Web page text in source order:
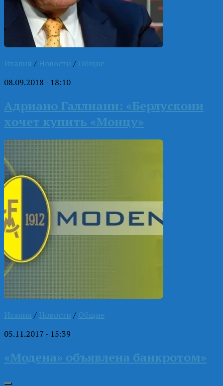
Италия / Новости / Общие
08.09.2018 - 18:10
Адриано Галлиани: «Берлускони
хочет купить «Монцу»
Италия / Новости / Общие
05.11.2017 - 15:39
«Модена» объявлена банкротом»